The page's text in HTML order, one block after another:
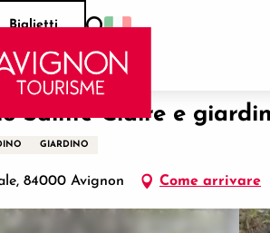
Biglietti
Ricerca
Sainte-Claire e giardino Pétramale
Sainte-Claire e
GIARDINO
84000 Avignon Come arrivare